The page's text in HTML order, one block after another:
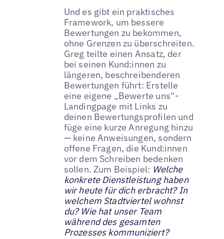
Und es gibt ein praktisches
Framework, um bessere
Bewertungen zu bekommen,
ohne Grenzen zu überschreiten.
Greg teilte einen Ansatz, der
bei seinen Kund:innen zu
längeren, beschreibenderen
Bewertungen führt: Erstelle
eine eigene „Bewerte uns“-
Landingpage mit Links zu
deinen Bewertungsprofilen und
füge eine kurze Anregung hinzu
— keine Anweisungen, sondern
offene Fragen, die Kund:innen
vor dem Schreiben bedenken
sollen. Zum Beispiel: Welche
konkrete Dienstleistung haben
wir heute für dich erbracht? In
welchem Stadtviertel wohnst
du? Wie hat unser Team
während des gesamten
Prozesses kommuniziert?